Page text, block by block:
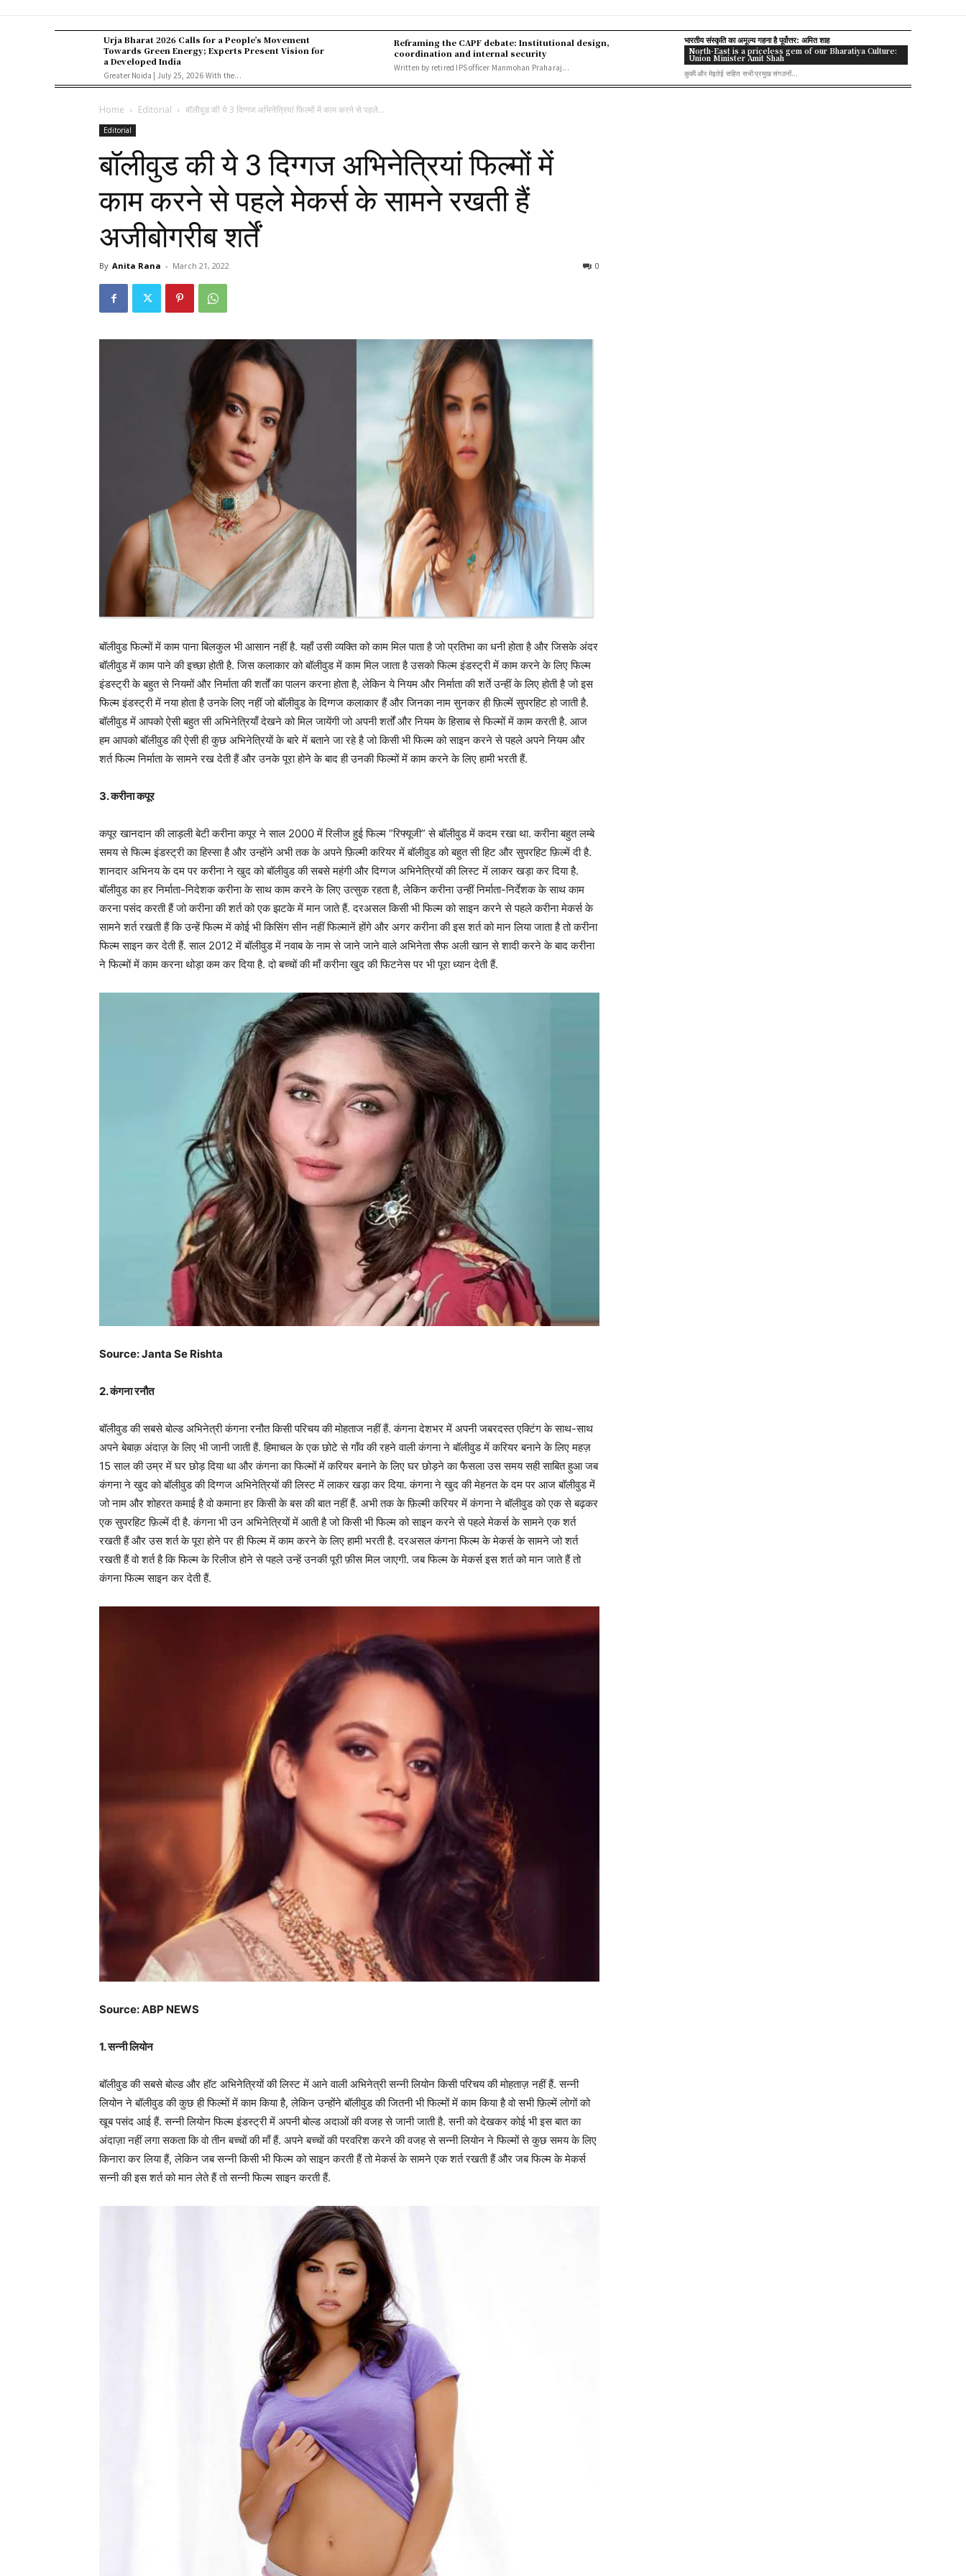
Urja Bharat 2026 Calls for a People’s Movement
Towards Green Energy; Experts Present Vision for
a Developed India
Greater Noida | July 25, 2026 With the...
Reframing the CAPF debate: Institutional design,
coordination and internal security
Written by retired IPS officer Manmohan Praharaj...
भारतीय संस्कृति का अमूल्य गहना है पूर्वोत्तर: अमित शाह
North-East is a priceless gem of our Bharatiya Culture:
Union Minister Amit Shah
कुकी और मेइतेई सहित सभी प्रमुख संगठनों...
Home Editorial बॉलीवुड की ये 3 दिग्गज अभिनेत्रियां फिल्मों में काम करने से पहले...
Editorial
बॉलीवुड की ये 3 दिग्गज अभिनेत्रियां फिल्मों में
काम करने से पहले मेकर्स के सामने रखती हैं
अजीबोगरीब शर्तें
By Anita Rana - March 21, 2022 0
बॉलीवुड फिल्मों में काम पाना बिलकुल भी आसान नहीं है. यहाँ उसी व्यक्ति को काम मिल पाता है जो प्रतिभा का धनी होता है और जिसके अंदर
बॉलीवुड में काम पाने की इच्छा होती है. जिस कलाकार को बॉलीवुड में काम मिल जाता है उसको फिल्म इंडस्ट्री में काम करने के लिए फिल्म
इंडस्ट्री के बहुत से नियमों और निर्माता की शर्तों का पालन करना होता है, लेकिन ये नियम और निर्माता की शर्ते उन्हीं के लिए होती है जो इस
फिल्म इंडस्ट्री में नया होता है उनके लिए नहीं जो बॉलीवुड के दिग्गज कलाकार हैं और जिनका नाम सुनकर ही फ़िल्में सुपरहिट हो जाती है.
बॉलीवुड में आपको ऐसी बहुत सी अभिनेत्रियाँ देखने को मिल जायेंगी जो अपनी शर्तों और नियम के हिसाब से फिल्मों में काम करती है. आज
हम आपको बॉलीवुड की ऐसी ही कुछ अभिनेत्रियों के बारे में बताने जा रहे है जो किसी भी फिल्म को साइन करने से पहले अपने नियम और
शर्त फिल्म निर्माता के सामने रख देती हैं और उनके पूरा होने के बाद ही उनकी फिल्मों में काम करने के लिए हामी भरती हैं.
3. करीना कपूर
कपूर खानदान की लाड़ली बेटी करीना कपूर ने साल 2000 में रिलीज हुई फिल्म ”रिफ्यूजी” से बॉलीवुड में कदम रखा था. करीना बहुत लम्बे
समय से फिल्म इंडस्ट्री का हिस्सा है और उन्होंने अभी तक के अपने फ़िल्मी करियर में बॉलीवुड को बहुत सी हिट और सुपरहिट फ़िल्में दी है.
शानदार अभिनय के दम पर करीना ने खुद को बॉलीवुड की सबसे महंगी और दिग्गज अभिनेत्रियों की लिस्ट में लाकर खड़ा कर दिया है.
बॉलीवुड का हर निर्माता-निदेशक करीना के साथ काम करने के लिए उत्सुक रहता है, लेकिन करीना उन्हीं निर्माता-निर्देशक के साथ काम
करना पसंद करती हैं जो करीना की शर्त को एक झटके में मान जाते हैं. दरअसल किसी भी फिल्म को साइन करने से पहले करीना मेकर्स के
सामने शर्त रखती हैं कि उन्हें फिल्म में कोई भी किसिंग सीन नहीं फिल्मानें होंगे और अगर करीना की इस शर्त को मान लिया जाता है तो करीना
फिल्म साइन कर देती हैं. साल 2012 में बॉलीवुड में नवाब के नाम से जाने जाने वाले अभिनेता सैफ अली खान से शादी करने के बाद करीना
ने फिल्मों में काम करना थोड़ा कम कर दिया है. दो बच्चों की माँ करीना खुद की फिटनेस पर भी पूरा ध्यान देती हैं.
Source: Janta Se Rishta
2. कंगना रनौत
बॉलीवुड की सबसे बोल्ड अभिनेत्री कंगना रनौत किसी परिचय की मोहताज नहीं हैं. कंगना देशभर में अपनी जबरदस्त एक्टिंग के साथ-साथ
अपने बेबाक़ अंदाज़ के लिए भी जानी जाती हैं. हिमाचल के एक छोटे से गॉंव की रहने वाली कंगना ने बॉलीवुड में करियर बनाने के लिए महज़
15 साल की उम्र में घर छोड़ दिया था और कंगना का फिल्मों में करियर बनाने के लिए घर छोड़ने का फैसला उस समय सही साबित हुआ जब
कंगना ने खुद को बॉलीवुड की दिग्गज अभिनेत्रियों की लिस्ट में लाकर खड़ा कर दिया. कंगना ने खुद की मेहनत के दम पर आज बॉलीवुड में
जो नाम और शोहरत कमाई है वो कमाना हर किसी के बस की बात नहीं हैं. अभी तक के फ़िल्मी करियर में कंगना ने बॉलीवुड को एक से बढ़कर
एक सुपरहिट फ़िल्में दी है. कंगना भी उन अभिनेत्रियों में आती है जो किसी भी फिल्म को साइन करने से पहले मेकर्स के सामने एक शर्त
रखती हैं और उस शर्त के पूरा होने पर ही फिल्म में काम करने के लिए हामी भरती है. दरअसल कंगना फिल्म के मेकर्स के सामने जो शर्त
रखती हैं वो शर्त है कि फिल्म के रिलीज होने से पहले उन्हें उनकी पूरी फ़ीस मिल जाएगी. जब फिल्म के मेकर्स इस शर्त को मान जाते हैं तो
कंगना फिल्म साइन कर देती हैं.
Source: ABP NEWS
1. सन्नी लियोन
बॉलीवुड की सबसे बोल्ड और हॉट अभिनेत्रियों की लिस्ट में आने वाली अभिनेत्री सन्नी लियोन किसी परिचय की मोहताज़ नहीं हैं. सन्नी
लियोन ने बॉलीवुड की कुछ ही फिल्मों में काम किया है, लेकिन उन्होंने बॉलीवुड की जितनी भी फिल्मों में काम किया है वो सभी फ़िल्में लोगों को
खूब पसंद आई हैं. सन्नी लियोन फिल्म इंडस्ट्री में अपनी बोल्ड अदाओं की वजह से जानी जाती है. सनी को देखकर कोई भी इस बात का
अंदाज़ा नहीं लगा सकता कि वो तीन बच्चों की माँ हैं. अपने बच्चों की परवरिश करने की वजह से सन्नी लियोन ने फिल्मों से कुछ समय के लिए
किनारा कर लिया हैं, लेकिन जब सन्नी किसी भी फिल्म को साइन करती हैं तो मेकर्स के सामने एक शर्त रखती हैं और जब फिल्म के मेकर्स
सन्नी की इस शर्त को मान लेते हैं तो सन्नी फिल्म साइन करती हैं.